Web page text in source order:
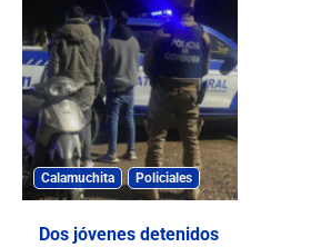
Calamuchita Policiales
Dos jóvenes detenidos